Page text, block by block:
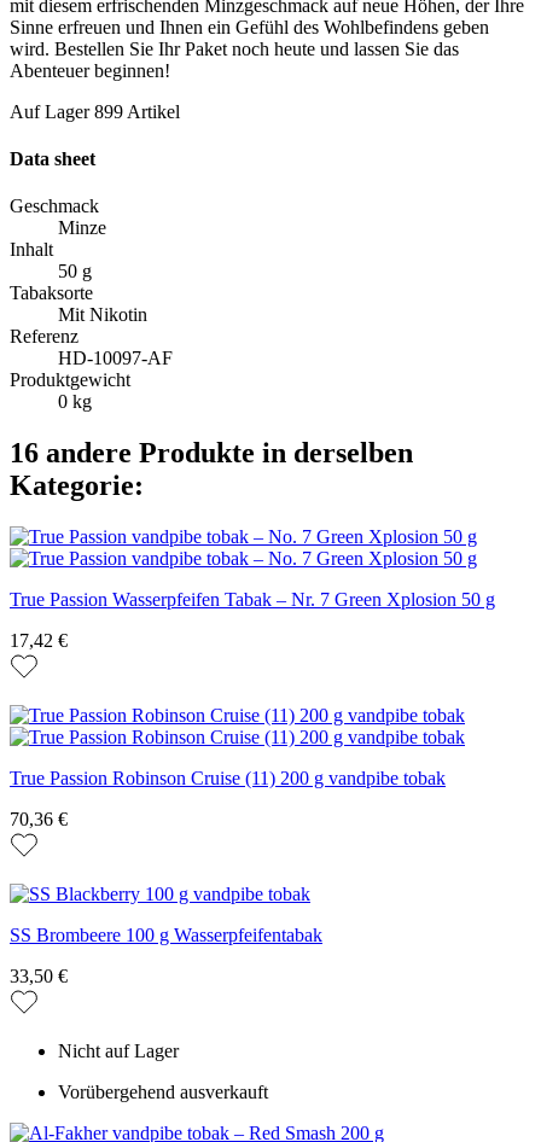
mit diesem erfrischenden Minzgeschmack auf neue Höhen, der Ihre
Sinne erfreuen und Ihnen ein Gefühl des Wohlbefindens geben
wird. Bestellen Sie Ihr Paket noch heute und lassen Sie das
Abenteuer beginnen!
Auf Lager 899 Artikel
Data sheet
Geschmack
Minze
Inhalt
50 g
Tabaksorte
Mit Nikotin
Referenz
HD-10097-AF
Produktgewicht
0 kg
16 andere Produkte in derselben
Kategorie:
True Passion Wasserpfeifen Tabak – Nr. 7 Green Xplosion 50 g
17,42 €
True Passion Robinson Cruise (11) 200 g vandpibe tobak
70,36 €
SS Brombeere 100 g Wasserpfeifentabak
33,50 €
Nicht auf Lager
Vorübergehend ausverkauft